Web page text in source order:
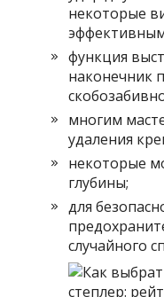
некоторые
функция
наконечник
многим
удаления
некоторые
глубины;
для
случайного